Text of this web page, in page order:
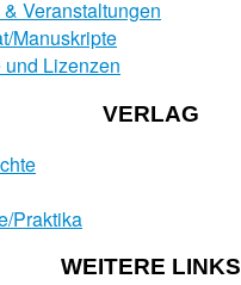
Veranstaltungen
Manuskripte
und Lizenzen
VERLAG
Praktika
WEITERE LINKS